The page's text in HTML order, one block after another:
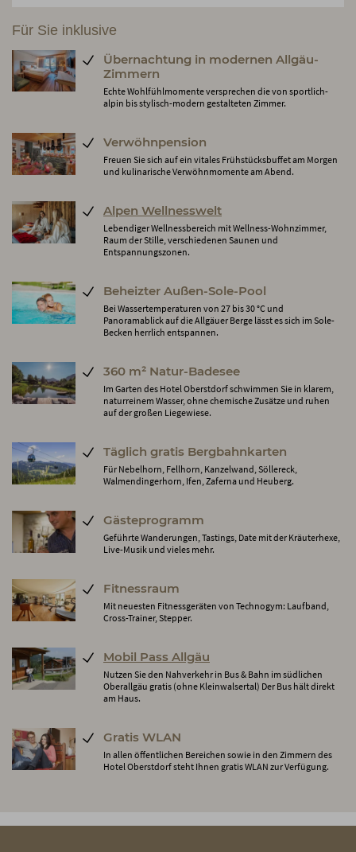
Für Sie inklusive
Übernachtung in modernen Allgäu-
Zimmern
Echte Wohlfühlmomente versprechen die von sportlich-
alpin bis stylisch-modern gestalteten Zimmer.
Verwöhnpension
Freuen Sie sich auf ein vitales Frühstücksbuffet am Morgen
und kulinarische Verwöhnmomente am Abend.
Alpen Wellnesswelt
Lebendiger Wellnessbereich mit Wellness-Wohnzimmer,
Raum der Stille, verschiedenen Saunen und
Entspannungszonen.
Beheizter Außen-Sole-Pool
Bei Wassertemperaturen von 27 bis 30 °C und
Panoramablick auf die Allgäuer Berge lässt es sich im Sole-
Becken herrlich entspannen.
360 m² Natur-Badesee
Im Garten des Hotel Oberstdorf schwimmen Sie in klarem,
naturreinem Wasser, ohne chemische Zusätze und ruhen
auf der großen Liegewiese.
Täglich gratis Bergbahnkarten
Für Nebelhorn, Fellhorn, Kanzelwand, Söllereck,
Walmendingerhorn, Ifen, Zaferna und Heuberg.
Gästeprogramm
Geführte Wanderungen, Tastings, Date mit der Kräuterhexe,
Live-Musik und vieles mehr.
Fitnessraum
Mit neuesten Fitnessgeräten von Technogym: Laufband,
Cross-Trainer, Stepper.
Mobil Pass Allgäu
Nutzen Sie den Nahverkehr in Bus & Bahn im südlichen
Oberallgäu gratis (ohne Kleinwalsertal) Der Bus hält direkt
am Haus.
Gratis WLAN
In allen öffentlichen Bereichen sowie in den Zimmern des
Hotel Oberstdorf steht Ihnen gratis WLAN zur Verfügung.